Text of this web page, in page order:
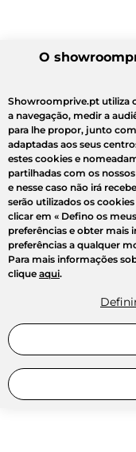
O
Showroomprive.pt utiliza
a navegação, medir a
para lhe propor, junto
adaptadas aos seus
estes cookies e
partilhadas com os
e nesse caso não irá
serão utilizados os
clicar em « Defino os
preferências e obter mais
preferências a qualquer
Para mais informações
clique aqui.